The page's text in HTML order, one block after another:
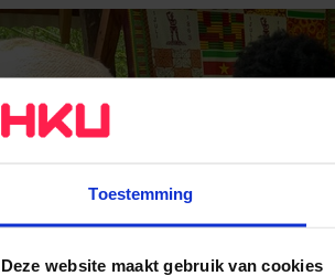
Toestemming
Deze website maakt gebruik van cookies